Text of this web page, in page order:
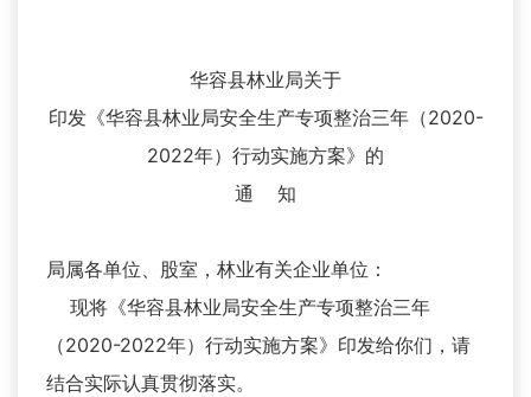
华容县林业局关于
印发《华容县林业局安全生产专项整治三年（2020-
2022年）行动实施方案》的
通 知
局属各单位、股室，林业有关企业单位：
现将《华容县林业局安全生产专项整治三年
（2020-2022年）行动实施方案》印发给你们，请
结合实际认真贯彻落实。